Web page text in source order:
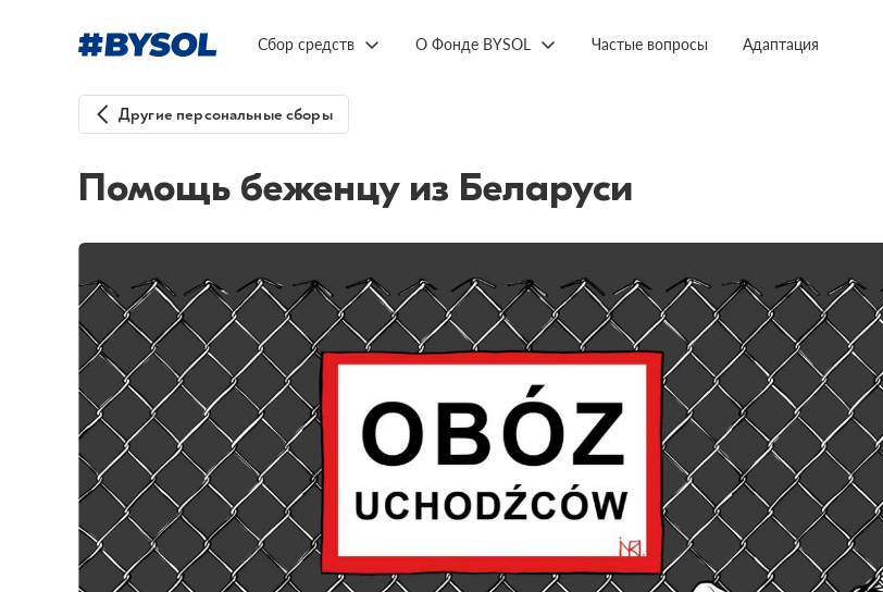
Сбор средств О Фонде BYSOL Частые вопросы Адаптация
Другие персональные сборы
Помощь беженцу из Беларуси